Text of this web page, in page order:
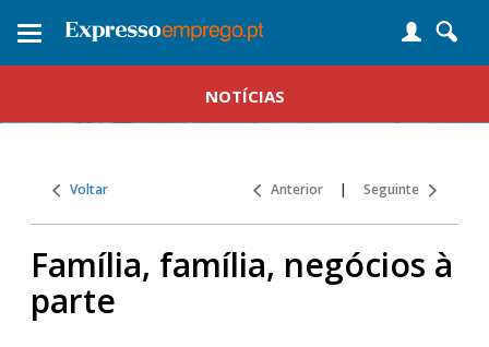
Toggle
NOTÍCIAS
Voltar Anterior | Seguinte
Família, família, negócios à
parte